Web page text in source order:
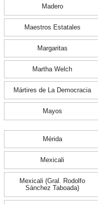
Madero
Maestros Estatales
Margaritas
Martha Welch
Mártires de La Democracia
Mayos
Mérida
Mexicali
Mexicali (Gral. Rodolfo
Sánchez Taboada)